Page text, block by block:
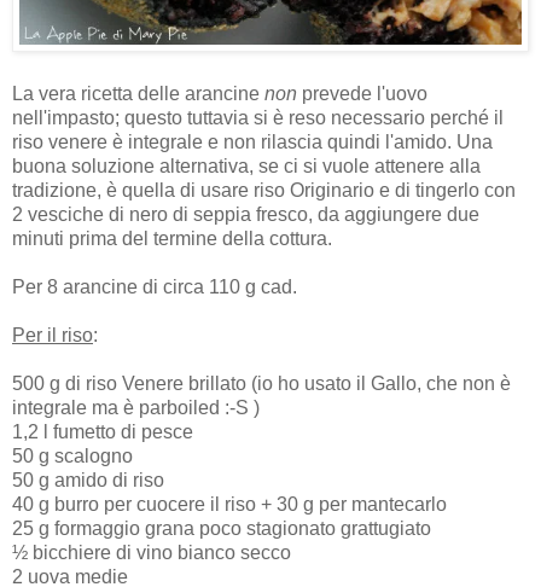
La vera ricetta delle arancine non prevede l'uovo
nell'impasto; questo tuttavia si è reso necessario perché il
riso venere è integrale e non rilascia quindi l'amido. Una
buona soluzione alternativa, se ci si vuole attenere alla
tradizione, è quella di usare riso Originario e di tingerlo con
2 vesciche di nero di seppia fresco, da aggiungere due
minuti prima del termine della cottura.
Per 8 arancine di circa 110 g cad.
Per il riso:
500 g di riso Venere brillato (io ho usato il Gallo, che non è
integrale ma è parboiled :-S )
1,2 l fumetto di pesce
50 g scalogno
50 g amido di riso
40 g burro per cuocere il riso + 30 g per mantecarlo
25 g formaggio grana poco stagionato grattugiato
½ bicchiere di vino bianco secco
2 uova medie